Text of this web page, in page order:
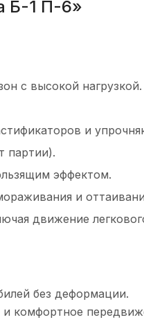
Б-1 П-6»
с высокой нагрузкой.
и
партии).
эффектом.
и
движение
без деформации.
комфортное